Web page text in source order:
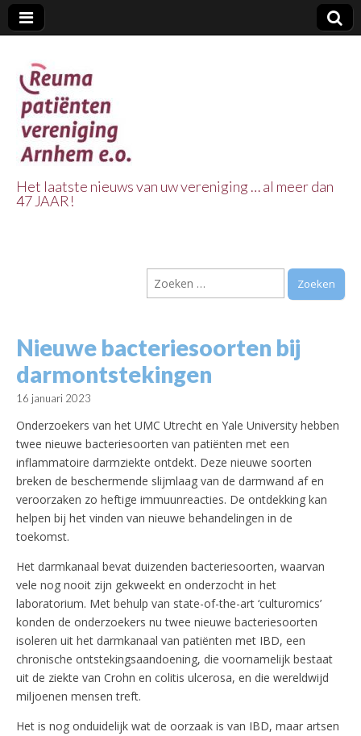
Vereniging
Arnhem e.o.
Het laatste nieuws van uw vereniging … al meer dan
47 JAAR!
Zoeken
naar:
Nieuwe bacteriesoorten bij
darmontstekingen
16 januari 2023
Onderzoekers van het UMC Utrecht en Yale University hebben
twee nieuwe bacteriesoorten van patiënten met een
inflammatoire darmziekte ontdekt. Deze nieuwe soorten
breken de beschermende slijmlaag van de darmwand af en
veroorzaken zo heftige immuunreacties. De ontdekking kan
helpen bij het vinden van nieuwe behandelingen in de
toekomst.
Het darmkanaal bevat duizenden bacteriesoorten, waarvan
vele nog nooit zijn gekweekt en onderzocht in het
laboratorium. Met behulp van state-of-the-art ‘culturomics’
konden de onderzoekers nu twee nieuwe bacteriesoorten
isoleren uit het darmkanaal van patiënten met IBD, een
chronische ontstekingsaandoening, die voornamelijk bestaat
uit de ziekte van Crohn en colitis ulcerosa, en die wereldwijd
miljoenen mensen treft.
Het is nog onduidelijk wat de oorzaak is van IBD, maar artsen